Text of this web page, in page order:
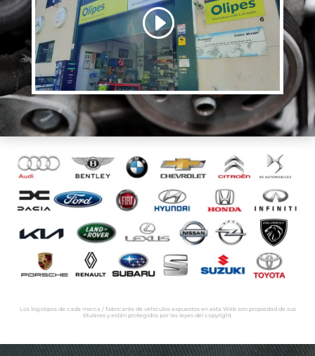
Los logotipos de cada marca / fabricante de vehículos expuestos en esta Web son propiedad de sus
titulares y están protegidos por las leyes del copyright.